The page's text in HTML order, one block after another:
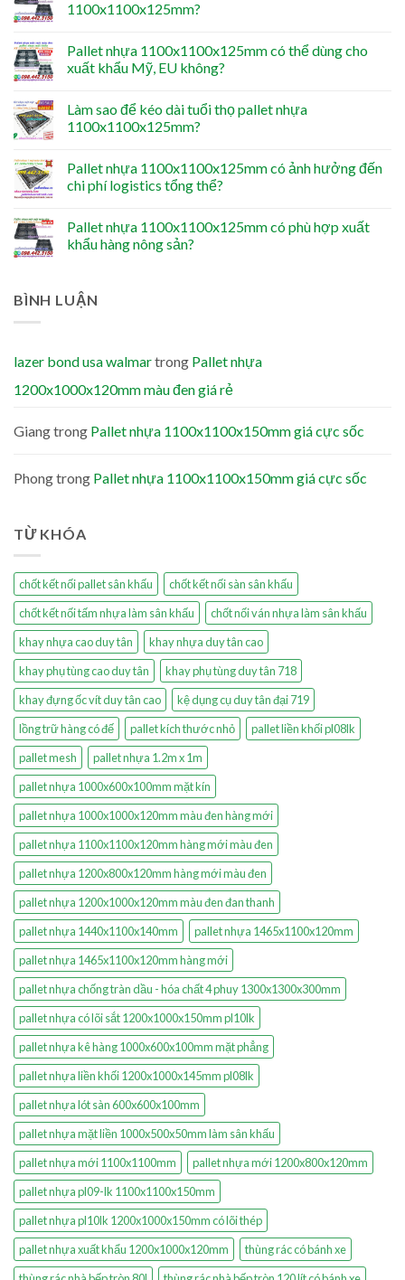
1100x1100x125mm?
Pallet nhựa 1100x1100x125mm có thể dùng cho
xuất khẩu Mỹ, EU không?
Làm sao để kéo dài tuổi thọ pallet nhựa
1100x1100x125mm?
Pallet nhựa 1100x1100x125mm có ảnh hưởng đến
chi phí logistics tổng thể?
Pallet nhựa 1100x1100x125mm có phù hợp xuất
khẩu hàng nông sản?
BÌNH LUẬN
lazer bond usa walmartrong Pallet nhựa
1200x1000x120mm màu đen giá rẻ
Giangtrong Pallet nhựa 1100x1100x150mm giá cực sốc
Phongtrong Pallet nhựa 1100x1100x150mm giá cực sốc
TỪ KHÓA
chốt kết nối pallet sân khấu
chốt kết nối sàn sân khấu
chốt kết nối tấm nhựa làm sân khấu
chốt nối ván nhựa làm sân khấu
khay nhựa cao duy tân
khay nhựa duy tân cao
khay phụ tùng cao duy tân
khay phụ tùng duy tân 718
khay đựng ốc vít duy tân cao
kệ dụng cụ duy tân đại 719
lồng trữ hàng có đế
pallet kích thước nhỏ
pallet liền khối pl08lk
pallet mesh
pallet nhựa 1.2m x 1m
pallet nhựa 1000x600x100mm mặt kín
pallet nhựa 1000x1000x120mm màu đen hàng mới
pallet nhựa 1100x1100x120mm hàng mới màu đen
pallet nhựa 1200x800x120mm hàng mới màu đen
pallet nhựa 1200x1000x120mm màu đen đan thanh
pallet nhựa 1440x1100x140mm
pallet nhựa 1465x1100x120mm
pallet nhựa 1465x1100x120mm hàng mới
pallet nhựa chống tràn dầu - hóa chất 4 phuy 1300x1300x300mm
pallet nhựa có lõi sắt 1200x1000x150mm pl10lk
pallet nhựa kê hàng 1000x600x100mm mặt phẳng
pallet nhựa liền khối 1200x1000x145mm pl08lk
pallet nhựa lót sàn 600x600x100mm
pallet nhựa mặt liền 1000x500x50mm làm sân khấu
pallet nhựa mới 1100x1100mm
pallet nhựa mới 1200x800x120mm
pallet nhựa pl09-lk 1100x1100x150mm
pallet nhựa pl10lk 1200x1000x150mm có lõi thép
pallet nhựa xuất khẩu 1200x1000x120mm
thùng rác có bánh xe